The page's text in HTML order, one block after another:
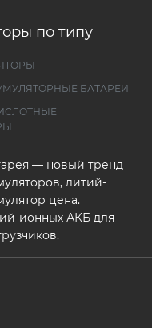
по типу
БАТАРЕИ
— новый тренд
литий-
цена.
ионных АКБ для